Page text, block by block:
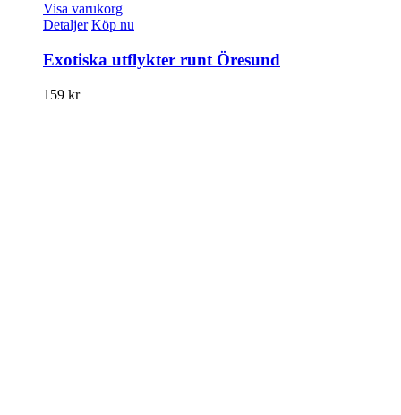
Visa varukorg
Detaljer Köp nu
Exotiska utflykter runt Öresund
159 kr